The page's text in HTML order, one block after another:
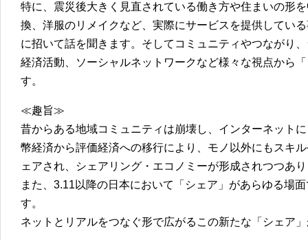
特に、震災後大きく見直されている働き方や住まいの形
換、洋服のリメイクなど、実際にサービスを提供してい
に招いて話を聞きます。そしてコミュニティやつながり
経済活動、ソーシャルネットワークなど様々な視点から
す。
≪趣旨≫
昔からある地域コミュニティは崩壊し、インターネット
幣経済から評価経済への移行により、モノ以外にもスキ
ェアされ、シェアリング・エコノミーが形成されつつあ
また、3.11以降の日本において「シェア」があらゆる場
す。
ネットとリアルをつなぐ形で広がるこの新たな「シェア